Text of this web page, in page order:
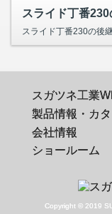
スライド丁番
スガツネ工業
製品情報・カ
会社情報
ショールーム
Copyright © 2019